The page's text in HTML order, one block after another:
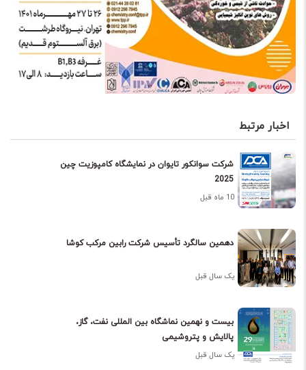
اخبار مرتبط
شرکت سوانکور تایوان در نمایشگاه کامپوزیت چین
2025
10 ماه قبل
دهمین سالگرد تأسیس شرکت رابین مرکب کوشا
یک سال قبل
بیست و نهمین نماشگاه بین المللی نفت، گاز،
پالایش و پتروشیمی
یک سال قبل